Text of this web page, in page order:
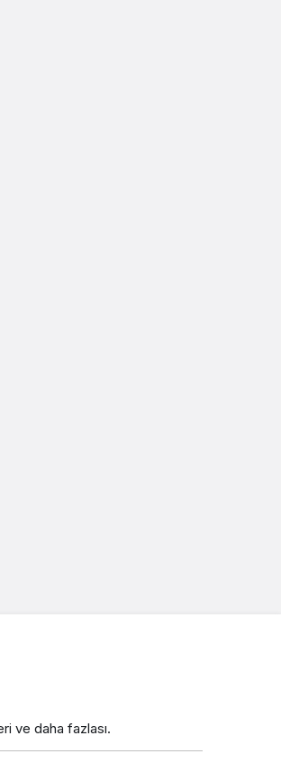
ve daha fazlası.